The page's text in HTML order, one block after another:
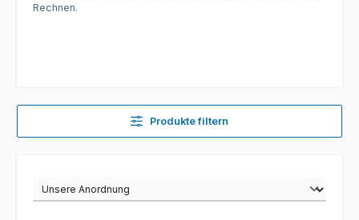
Rechnen.
Produkte filtern